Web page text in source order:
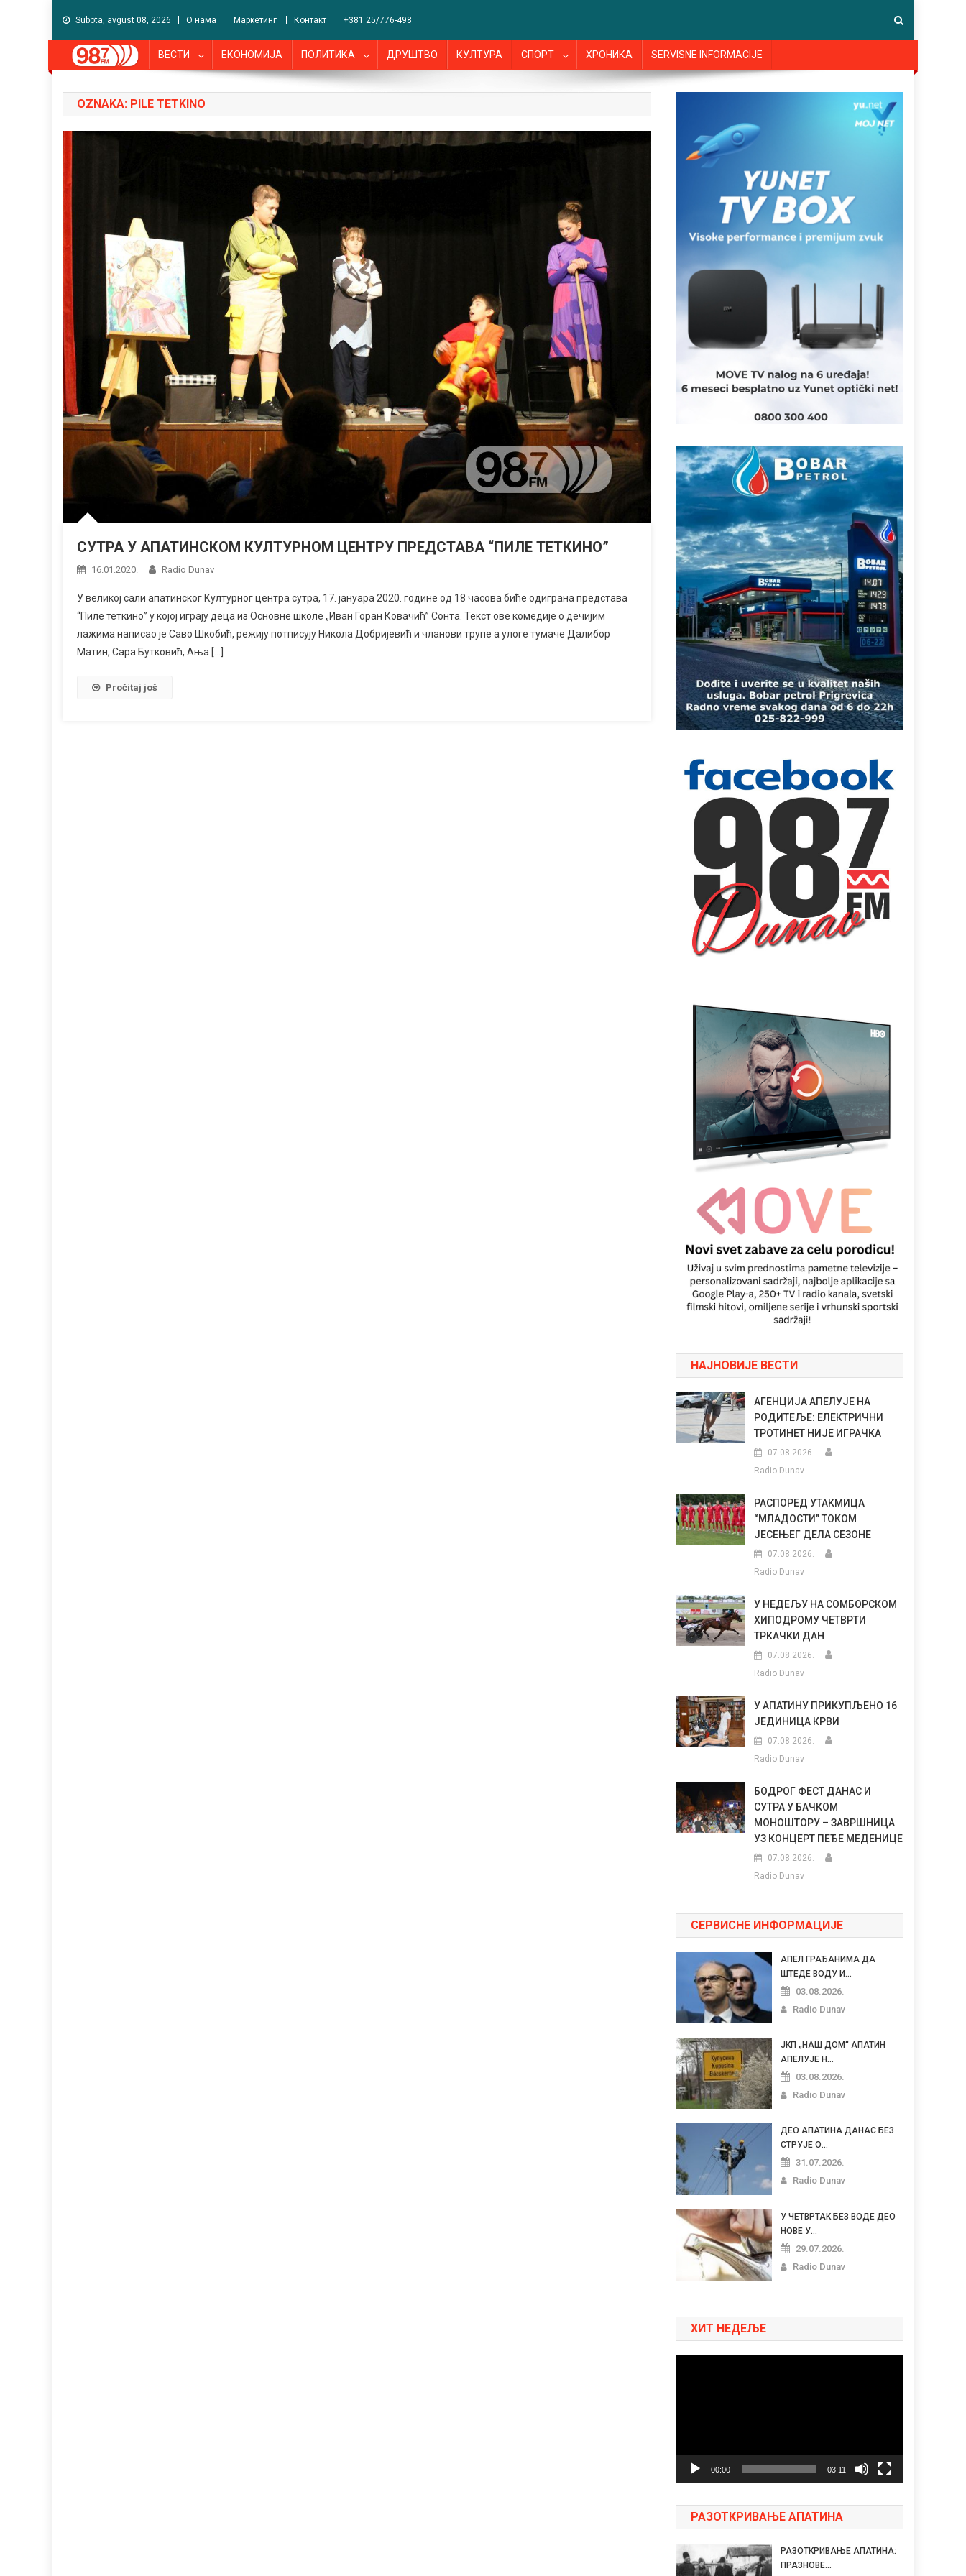
Subota, avgust 08, 2026 О нама Маркетинг Контакт +381 25/776-498
ВЕСТИ ЕКОНОМИЈА ПОЛИТИКА ДРУШТВО КУЛТУРА СПОРТ ХРОНИКА SERVISNE INFORMACIJE
OZNAKA: PILE TETKINO
СУТРА У АПАТИНСКОМ КУЛТУРНОМ ЦЕНТРУ ПРЕДСТАВА “ПИЛЕ ТЕТКИНО”
16.01.2020. Radio Dunav
У великој сали апатинског Културног центра сутра, 17. јануара 2020. године од 18 часова биће одиграна представа
“Пиле теткино” у којој играју деца из Основне школе „Иван Горан Ковачић” Сонта. Текст ове комедије о дечијим
лажима написао је Саво Шкобић, режију потписују Никола Добријевић и чланови трупе а улоге тумаче Далибор
Матин, Сара Бутковић, Ања […]
Pročitaj još
НАЈНОВИЈЕ ВЕСТИ
АГЕНЦИЈА АПЕЛУЈЕ НА
РОДИТЕЉЕ: ЕЛЕКТРИЧНИ
ТРОТИНЕТ НИЈЕ ИГРАЧКА
07.08.2026.
Radio Dunav
РАСПОРЕД УТАКМИЦА
“МЛАДОСТИ” ТОКОМ
ЈЕСЕЊЕГ ДЕЛА СЕЗОНЕ
07.08.2026.
Radio Dunav
У НЕДЕЉУ НА СОМБОРСКОМ
ХИПОДРОМУ ЧЕТВРТИ
ТРКАЧКИ ДАН
07.08.2026.
Radio Dunav
У АПАТИНУ ПРИКУПЉЕНО 16
ЈЕДИНИЦА КРВИ
07.08.2026.
Radio Dunav
БОДРОГ ФЕСТ ДАНАС И
СУТРА У БАЧКОМ
МОНОШТОРУ – ЗАВРШНИЦА
УЗ КОНЦЕРТ ПЕЂЕ МЕДЕНИЦЕ
07.08.2026.
Radio Dunav
СЕРВИСНЕ ИНФОРМАЦИЈЕ
АПЕЛ ГРАЂАНИМА ДА
ШТЕДЕ ВОДУ И...
03.08.2026.
Radio Dunav
ЈКП „НАШ ДОМ“ АПАТИН
АПЕЛУЈЕ Н...
03.08.2026.
Radio Dunav
ДЕО АПАТИНА ДАНАС БЕЗ
СТРУЈЕ О...
31.07.2026.
Radio Dunav
У ЧЕТВРТАК БЕЗ ВОДЕ ДЕО
НОВЕ У...
29.07.2026.
Radio Dunav
ХИТ НЕДЕЉЕ
00:00 03:11
РАЗОТКРИВАЊЕ АПАТИНА
РАЗОТКРИВАЊЕ АПАТИНА:
ПРАЗНОВЕ...